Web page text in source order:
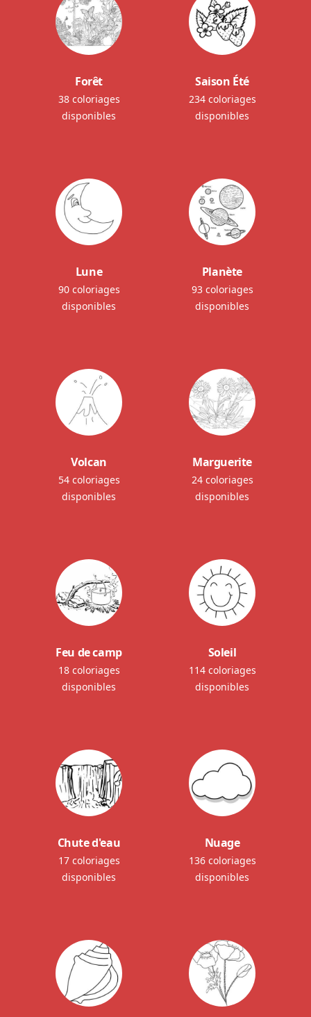
Forêt
38 coloriages
disponibles
Saison Été
234 coloriages
disponibles
Lune
90 coloriages
disponibles
Planète
93 coloriages
disponibles
Volcan
54 coloriages
disponibles
Marguerite
24 coloriages
disponibles
Feu de camp
18 coloriages
disponibles
Soleil
114 coloriages
disponibles
Chute d'eau
17 coloriages
disponibles
Nuage
136 coloriages
disponibles